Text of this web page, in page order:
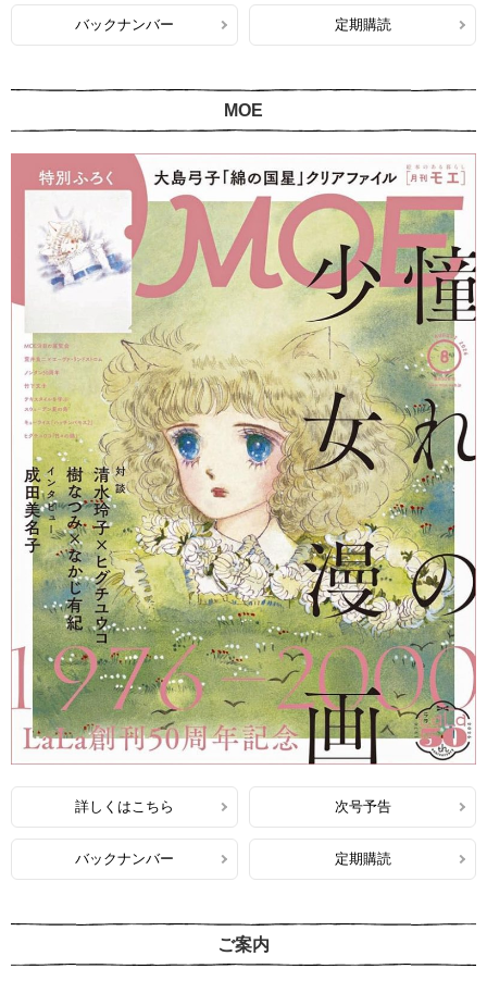
バックナンバー 定期購読
MOE
詳しくはこちら 次号予告
バックナンバー 定期購読
ご案内